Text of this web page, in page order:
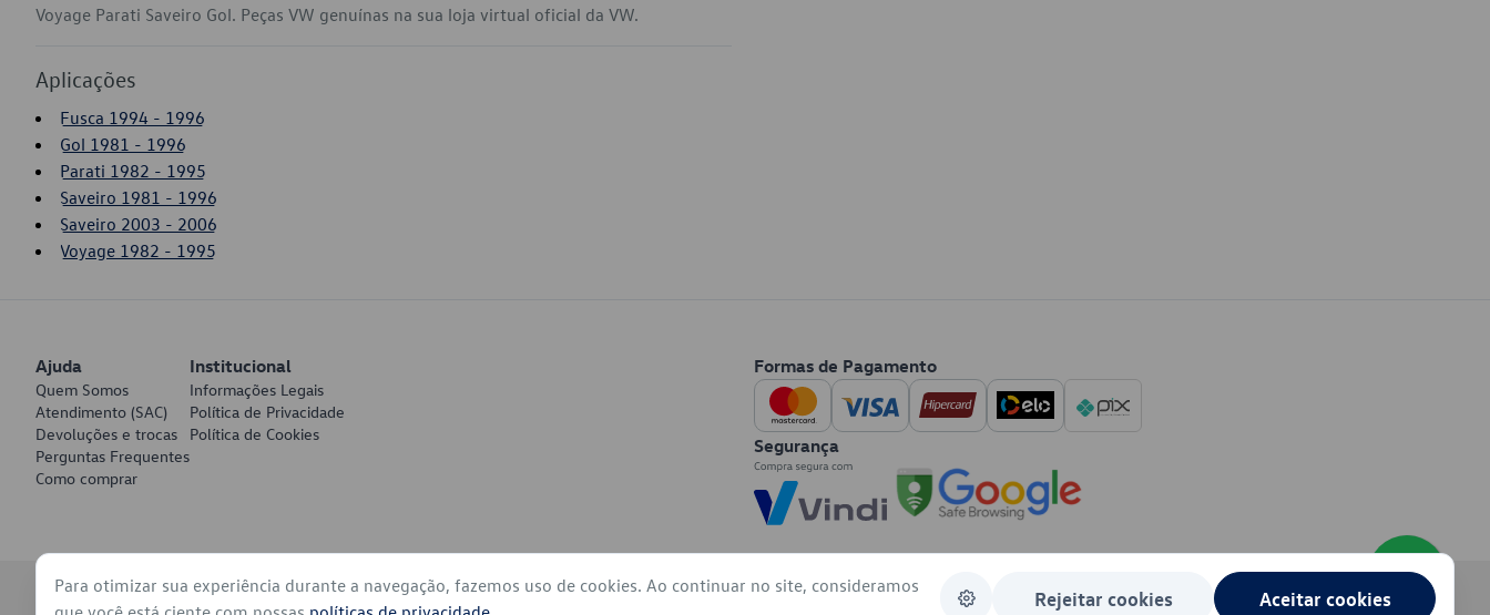
Voyage Parati Saveiro Gol. Peças VW genuínas na sua loja virtual oficial da VW.
Aplicações
Fusca 1994 - 1996
Gol 1981 - 1996
Parati 1982 - 1995
Saveiro 1981 - 1996
Saveiro 2003 - 2006
Voyage 1982 - 1995
Ajuda
Quem Somos
Atendimento (SAC)
Devoluções e trocas
Perguntas Frequentes
Como comprar
Institucional
Informações Legais
Política de Privacidade
Política de Cookies
Formas de Pagamento
Segurança
© 2026 - Volkswagen do Brasil - Todos os direitos reservados
Para otimizar sua experiência durante a navegação, fazemos uso de cookies. Ao continuar no site, consideramos
Rejeitar cookies Aceitar cookies